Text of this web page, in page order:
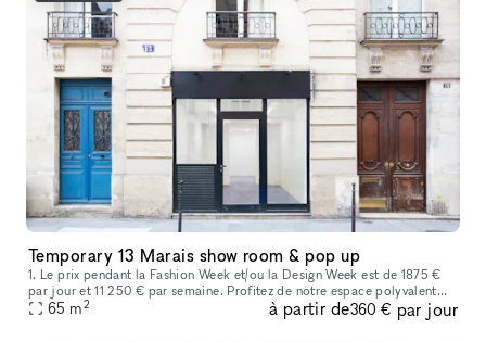
Temporary 13 Marais show room & pop up
1. Le prix pendant la Fashion Week et/ou la Design Week est de 1875 €
par jour et 11 250 € par semaine. Profitez de notre espace polyvalent
idéal pour les showrooms de mode, les produits de luxe, les
65 m2 à partir de360 € par jour